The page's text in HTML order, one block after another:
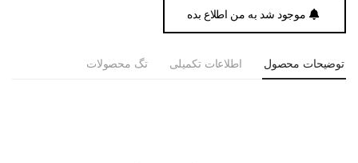
موجود شد به من اطلاع بده
توضیحات محصول اطلاعات تکمیلی تگ محصولات